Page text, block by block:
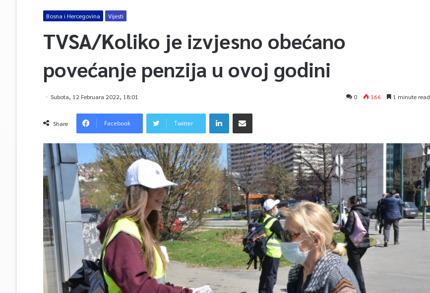
Bosna i Hercegovina Vijesti
TVSA/Koliko je izvjesno obećano
povećanje penzija u ovoj godini
Subota, 12 Februara 2022, 18:01 0 166 1 minute read
Share Facebook Twitter